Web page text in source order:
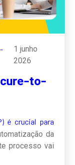
1 junho
2026
to-
é crucial para
da
processo vai